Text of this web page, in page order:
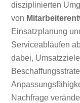
disziplinierten
von
Einsatzplanung
Serviceabläufen
dabei,
Nachfrage